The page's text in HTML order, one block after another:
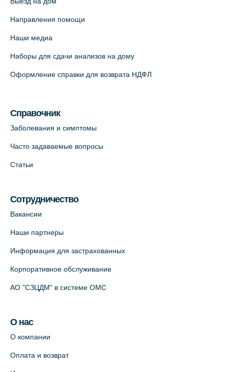
Направления помощи
Наши медиа
Наборы для сдачи анализов на дому
Оформление справки для возврата НДФЛ
Справочник
Заболевания и симптомы
Часто задаваемые вопросы
Статьи
Сотрудничество
Вакансии
Наши партнеры
Информация для застрахованных
Корпоративное обслуживание
АО "СЗЦДМ" в системе ОМС
О нас
О компании
Оплата и возврат